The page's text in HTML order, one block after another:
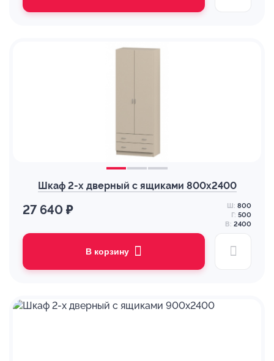
Шкаф 2-х дверный с ящиками 800х2400
27 640 ₽ Ш: 800
Г: 500
В: 2400
В корзину